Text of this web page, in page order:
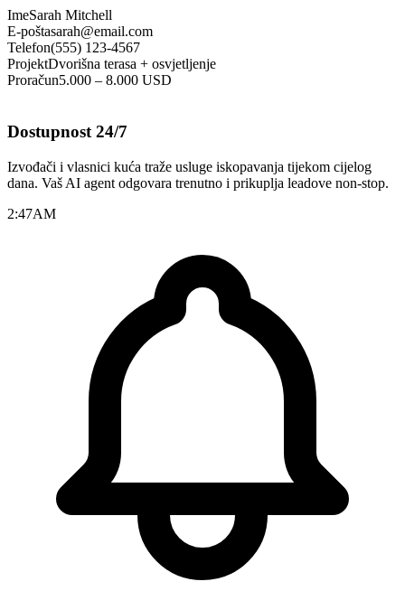
ImeSarah Mitchell
E-poštasarah@email.com
Telefon(555) 123-4567
ProjektDvorišna terasa + osvjetljenje
Proračun5.000 – 8.000 USD
Dostupnost 24/7
Izvođači i vlasnici kuća traže usluge iskopavanja tijekom cijelog
dana. Vaš AI agent odgovara trenutno i prikuplja leadove non-stop.
2:47AM